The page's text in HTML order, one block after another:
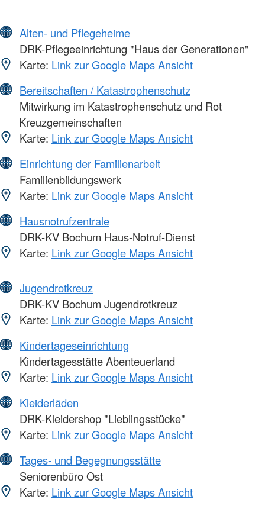
Alten- und Pflegeheime
DRK-Pflegeeinrichtung "Haus der Generationen"
Karte: Link zur Google Maps Ansicht
Bereitschaften / Katastrophenschutz
Mitwirkung im Katastrophenschutz und Rot
Kreuzgemeinschaften
Karte: Link zur Google Maps Ansicht
Einrichtung der Familienarbeit
Familienbildungswerk
Karte: Link zur Google Maps Ansicht
Hausnotrufzentrale
DRK-KV Bochum Haus-Notruf-Dienst
Karte: Link zur Google Maps Ansicht
Jugendrotkreuz
DRK-KV Bochum Jugendrotkreuz
Karte: Link zur Google Maps Ansicht
Kindertageseinrichtung
Kindertagesstätte Abenteuerland
Karte: Link zur Google Maps Ansicht
Kleiderläden
DRK-Kleidershop "Lieblingsstücke"
Karte: Link zur Google Maps Ansicht
Tages- und Begegnungsstätte
Seniorenbüro Ost
Karte: Link zur Google Maps Ansicht